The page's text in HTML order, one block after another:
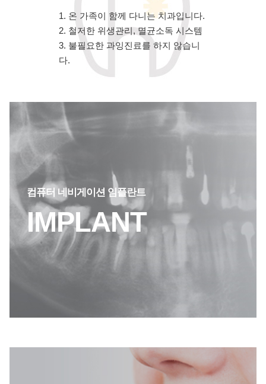
1. 온 가족이 함께 다니는 치과입니다.
2. 철저한 위생관리, 멸균소독 시스템
3. 불필요한 과잉진료를 하지 않습니
다.
컴퓨터 네비게이션 임플란트
IMPLANT